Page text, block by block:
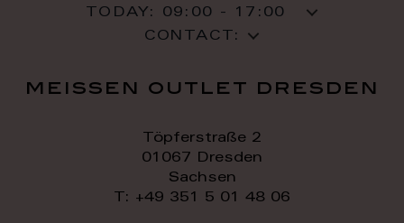
TODAY: 09:00 - 17:00
CONTACT:
meissen outlet dresden
Töpferstraße 2
01067 Dresden
Sachsen
T: +49 351 5 01 48 06